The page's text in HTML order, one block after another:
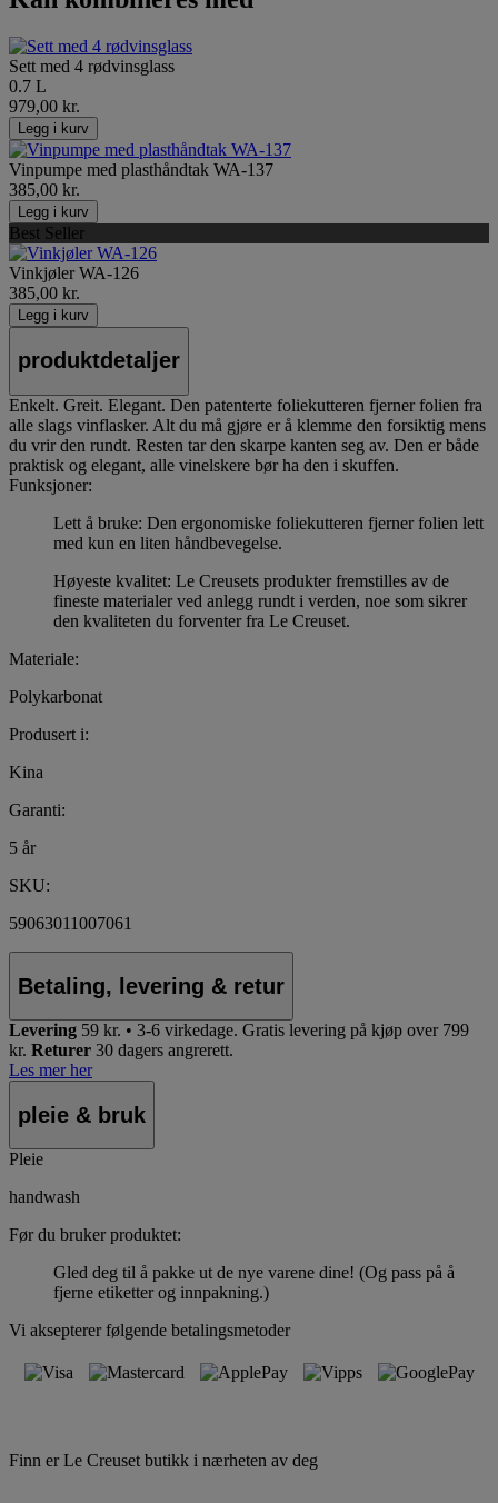
Sett med 4 rødvinsglass
0.7 L
979,00 kr.
Legg i kurv
Vinpumpe med plasthåndtak WA-137
385,00 kr.
Legg i kurv
Best Seller
Vinkjøler WA-126
385,00 kr.
Legg i kurv
produktdetaljer
Enkelt. Greit. Elegant. Den patenterte foliekutteren fjerner folien fra
alle slags vinflasker. Alt du må gjøre er å klemme den forsiktig mens
du vrir den rundt. Resten tar den skarpe kanten seg av. Den er både
praktisk og elegant, alle vinelskere bør ha den i skuffen.
Funksjoner:
Lett å bruke: Den ergonomiske foliekutteren fjerner folien lett
med kun en liten håndbevegelse.
Høyeste kvalitet: Le Creusets produkter fremstilles av de
fineste materialer ved anlegg rundt i verden, noe som sikrer
den kvaliteten du forventer fra Le Creuset.
Materiale:
Polykarbonat
Produsert i:
Kina
Garanti:
5 år
SKU:
59063011007061
Betaling, levering & retur
Levering 59 kr. • 3-6 virkedage. Gratis levering på kjøp over 799
kr. Returer 30 dagers angrerett.
Les mer her
pleie & bruk
Pleie
handwash
Før du bruker produktet:
Gled deg til å pakke ut de nye varene dine! (Og pass på å
fjerne etiketter og innpakning.)
Vi aksepterer følgende betalingsmetoder
Finn er Le Creuset butikk i nærheten av deg